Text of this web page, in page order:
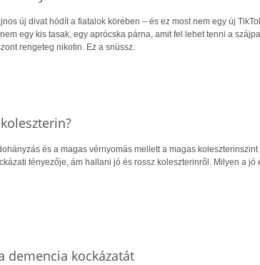
új divat hódít a fiatalok körében – és ez most nem egy új
egy kis tasak, egy aprócska párna, amit fel lehet tenni a
rengeteg nikotin. Ez a snüssz.
és a magas vérnyomás mellett a magas
tényezője, ám hallani jó és rossz koleszterinről. Milyen a jó
demencia kockázatát